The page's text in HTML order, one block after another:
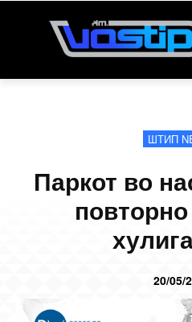
ШТИП
Паркот во
20/05/